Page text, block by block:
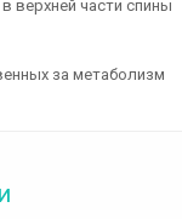
верхней части спины
за метаболизм